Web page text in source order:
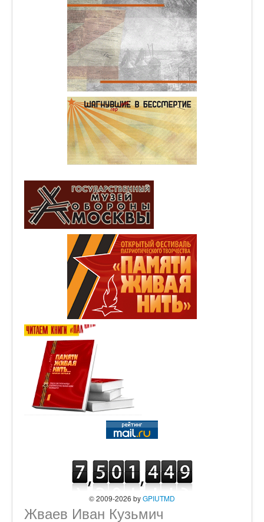
© 2009-2026 byGPIUTMD
Жваев Иван Кузьмич